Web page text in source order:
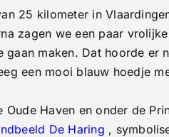
25 kilometer in
zagen we een paar
maken. Dat hoorde er
een mooi blauw hoedje
Haven en onder de
De Haring ,